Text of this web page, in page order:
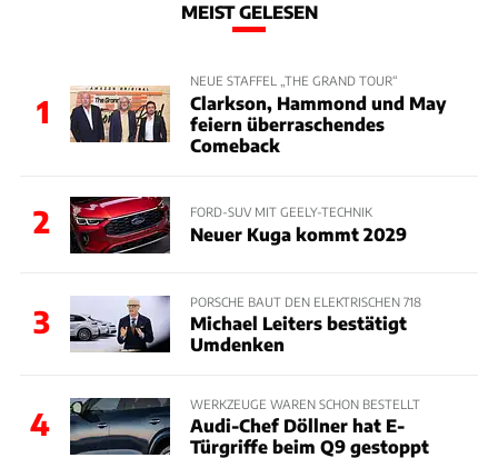
MEIST GELESEN
1
NEUE STAFFEL „THE GRAND TOUR“
Clarkson, Hammond und May
feiern überraschendes
Comeback
2 FORD-SUV MIT GEELY-TECHNIK
Neuer Kuga kommt 2029
3
PORSCHE BAUT DEN ELEKTRISCHEN 718
Michael Leiters bestätigt
Umdenken
4
WERKZEUGE WAREN SCHON BESTELLT
Audi-Chef Döllner hat E-
Türgriffe beim Q9 gestoppt